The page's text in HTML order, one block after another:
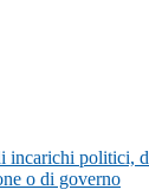
incarichi politici,
o di governo